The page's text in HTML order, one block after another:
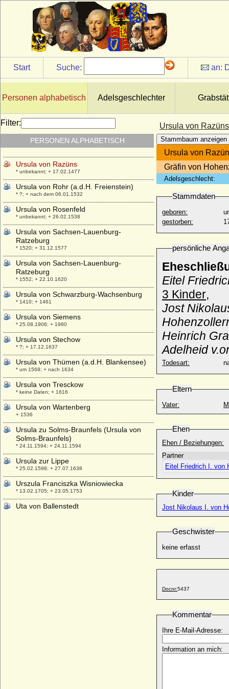
Start Suche: an:
Personen alphabetisch Adelsgeschlechter
Ursula von Razüns
Stammbaum anzeigen
Ursula von
Gräfin von
Adelsgeschlecht:
Stammdaten
geboren:
gestorben:
persönliche
Eitel
3 Kinder,
Jost
Heinrich
Adelheid
Todesart:
Eltern
Vater:
Ehen
Ehen / Beziehungen:
Partner
Eitel Friedrich I. von
Kinder
Jost Nikolaus I. von
Geschwister
keine erfasst
Docnr:5437
Kommentar
Ihre E-Mail-Adresse:
Information an mich:
Filter:
PERSONEN ALPHABETISCH
Ursula von der Pfalz-Veldenz-Lützelstein
* 24.02.1572; + 05.03.1635
Ursula von Daun-Kyrburg und Salm
* um 1515; + 24.07.1601
Ursula von Greysing
+ 1511
Ursula von Klüx und Hennersdorf
* nicht überliefert; + nicht überliefert
Ursula von Pentz
* ?; + nach 20.01.1580
Ursula von Quitzow
* um 1600; + 14.05.1647
Ursula von Razüns
* unbekannt; + 17.02.1477
Ursula von Rohr (a.d.H. Freienstein)
* ?; + nach dem 06.01.1532
Ursula von Rosenfeld
* unbekannt; + 26.02.1538
Ursula von Sachsen-Lauenburg-
Ratzeburg
* 1520; + 31.12.1577
Ursula von Sachsen-Lauenburg-
Ratzeburg
* 1552; + 22.10.1620
Ursula von Schwarzburg-Wachsenburg
* 1410; + 1461
Ursula von Siemens
* 25.08.1906; + 1980
Ursula von Stechow
* ?; + 17.12.1637
Ursula von Thümen (a.d.H. Blankensee)
* um 1568; + nach 1634
Ursula von Tresckow
* keine Daten; + 1616
Ursula von Wartenberg
+ 1536
Ursula zu Solms-Braunfels (Ursula von
Solms-Braunfels)
* 24.11.1594; + 24.11.1594
Ursula zur Lippe
* 25.02.1598; + 27.07.1638
Urszula Franciszka Wisniowiecka
* 13.02.1705; + 23.05.1753
Uta von Ballenstedt